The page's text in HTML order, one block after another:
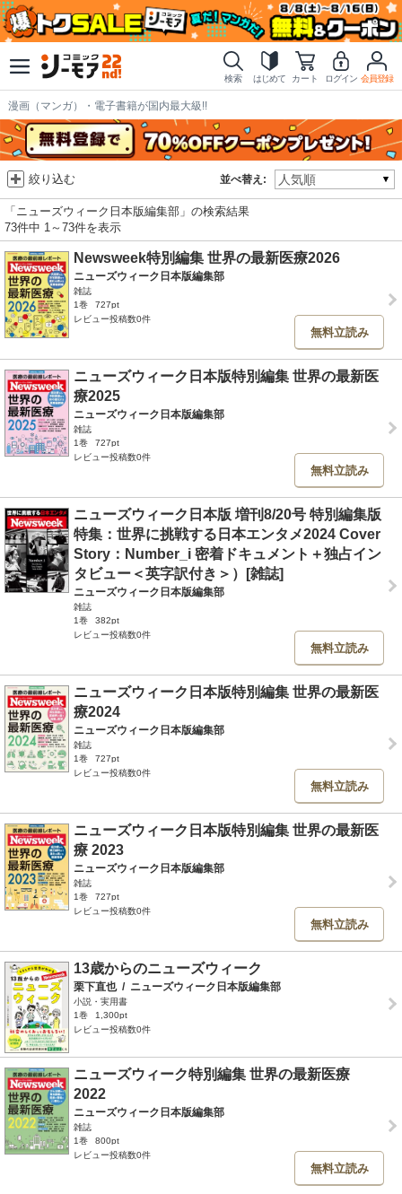
検索 はじめて カート ログイン 会員登録
漫画（マンガ）・電子書籍が国内最大級!!
並べ替え:
絞り込む
「ニューズウィーク日本版編集部」の検索結果
73件中 1～73件を表示
Newsweek特別編集 世界の最新医療2026
ニューズウィーク日本版編集部
雑誌
1巻
727pt
レビュー投稿数0件
無料立読み
ニューズウィーク日本版特別編集 世界の最新医
療2025
ニューズウィーク日本版編集部
雑誌
1巻
727pt
レビュー投稿数0件
無料立読み
ニューズウィーク日本版 増刊8/20号 特別編集版
特集：世界に挑戦する日本エンタメ2024 Cover
Story：Number_i 密着ドキュメント＋独占イン
タビュー＜英字訳付き＞）[雑誌]
ニューズウィーク日本版編集部
雑誌
1巻
382pt
レビュー投稿数0件
無料立読み
ニューズウィーク日本版特別編集 世界の最新医
療2024
ニューズウィーク日本版編集部
雑誌
1巻
727pt
レビュー投稿数0件
無料立読み
ニューズウィーク日本版特別編集 世界の最新医
療 2023
ニューズウィーク日本版編集部
雑誌
1巻
727pt
レビュー投稿数0件
無料立読み
13歳からのニューズウィーク
栗下直也 / ニューズウィーク日本版編集部
小説・実用書
1巻
1,300pt
レビュー投稿数0件
ニューズウィーク特別編集 世界の最新医療
2022
ニューズウィーク日本版編集部
雑誌
1巻
800pt
レビュー投稿数0件
無料立読み